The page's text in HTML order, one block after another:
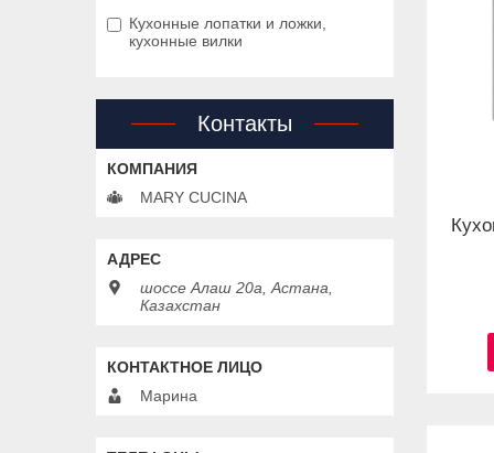
Кухонные лопатки и ложки,
кухонные вилки
Контакты
MARY CUCINA
шоссе Алаш 20а, Астана,
Казахстан
Марина